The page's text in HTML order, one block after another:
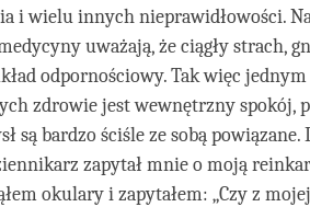
i wielu innych nieprawidłowości.
uważają, że ciągły strach,
odpornościowy. Tak więc
zdrowie jest wewnętrzny spokój,
są bardzo ściśle ze sobą
zapytał mnie o moją
okulary i zapytałem: „Czy z